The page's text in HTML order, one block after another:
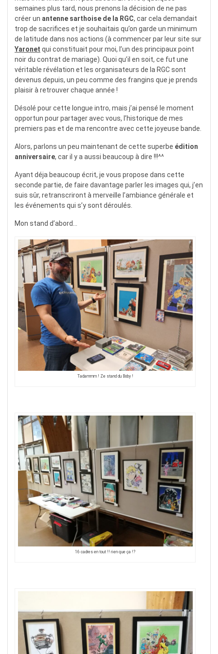
semaines plus tard, nous prenons la décision de ne pas
créer un antenne sarthoise de la RGC, car cela demandait
trop de sacrifices et je souhaitais qu’on garde un minimum
de latitude dans nos actions (à commencer par leur site sur
Yaronet qui constituait pour moi, l’un des principaux point
noir du contrat de mariage). Quoi qu’il en soit, ce fut une
véritable révélation et les organisateurs de la RGC sont
devenus depuis, un peu comme des frangins que je prends
plaisir à retrouver chaque année !
Désolé pour cette longue intro, mais j’ai pensé le moment
opportun pour partager avec vous, l’historique de mes
premiers pas et de ma rencontre avec cette joyeuse bande.
Alors, parlons un peu maintenant de cette superbe édition
anniversaire, car il y a aussi beaucoup à dire !!!^^
Ayant déja beaucoup écrit, je vous propose dans cette
seconde partie, de faire davantage parler les images qui, j’en
suis sûr, retranscriront à merveille l’ambiance générale et
les événements qui s’y sont déroulés.
Mon stand d’abord…
Tadammm ! Ze stand du Boby !
16 cadres en tout !! rien que ça !?